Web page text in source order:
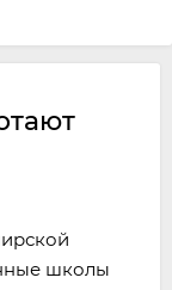
школы